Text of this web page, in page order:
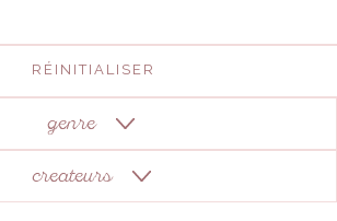
RÉINITIALISER
genre
createurs